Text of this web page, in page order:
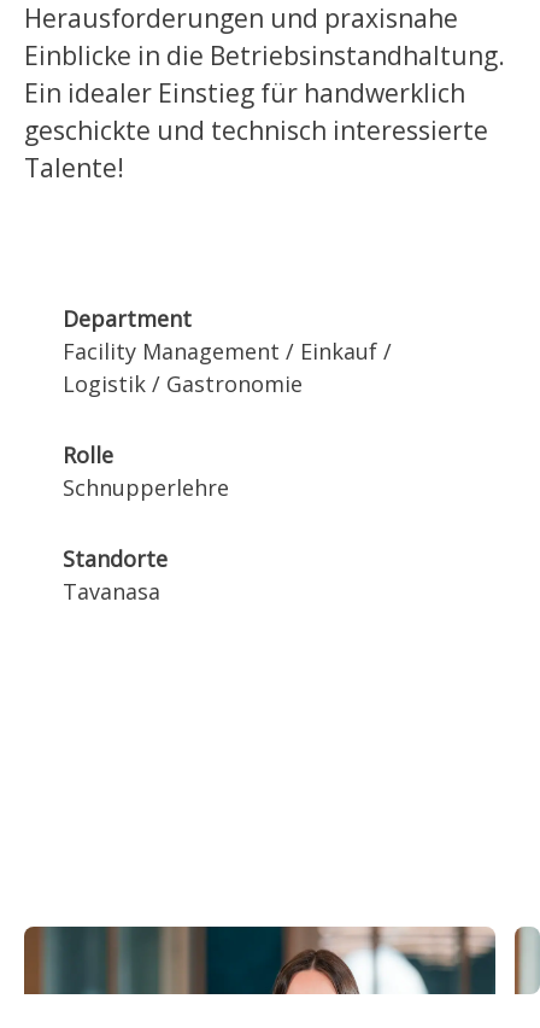
Herausforderungen und praxisnahe
Einblicke in die Betriebsinstandhaltung.
Ein idealer Einstieg für handwerklich
geschickte und technisch interessierte
Talente!
Department
Facility Management / Einkauf /
Logistik / Gastronomie
Rolle
Schnupperlehre
Standorte
Tavanasa